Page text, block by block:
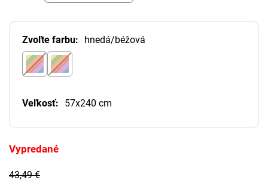
Zvoľte farbu: hnedá/béžová
Veľkosť: 57x240 cm
43,49 €
Vypredané